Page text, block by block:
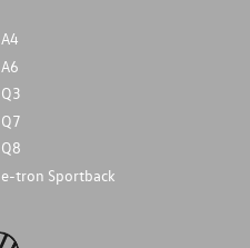
A4
A6
Q3
Q7
Q8
e-tron Sportback